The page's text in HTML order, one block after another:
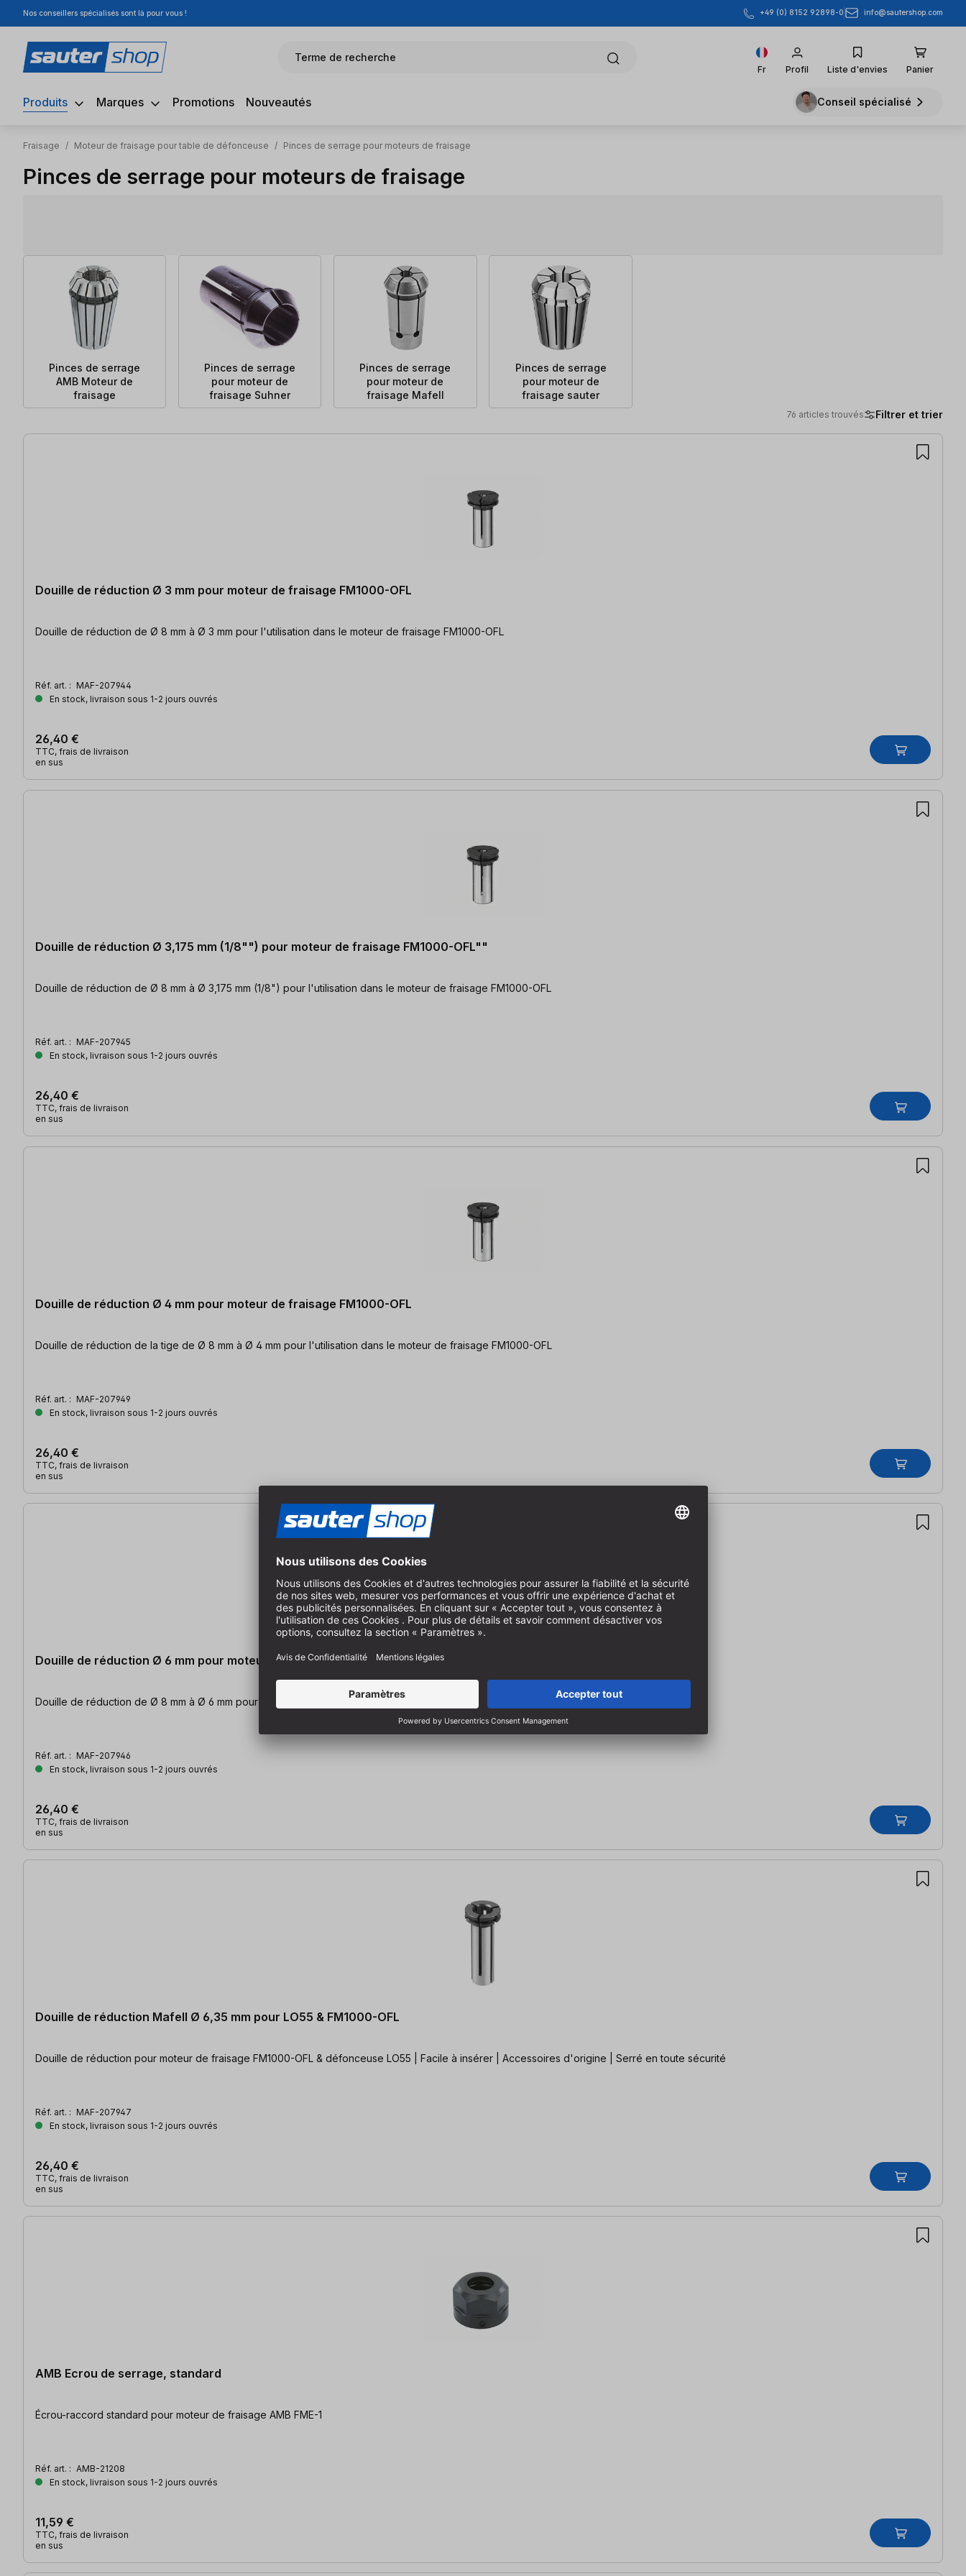
au contenu principal
Passer à la recherche
Passer à la navigation principale
Nos conseillers spécialisés sont là pour vous ! +49 (0) 8152 92898-0 info@sautershop.com
Terme de recherche
Fr Profil Liste d'envies Panier
Produits Marques Promotions Nouveautés Conseil spécialisé
Fraisage / Moteur de fraisage pour table de défonceuse / Pinces de serrage pour moteurs de fraisage
Pinces de serrage pour moteurs de fraisage
Pinces de serrage
AMB Moteur de
fraisage
Pinces de serrage
pour moteur de
fraisage Suhner
Pinces de serrage
pour moteur de
fraisage Mafell
Pinces de serrage
pour moteur de
fraisage sauter
76 articles trouvés Filtrer et trier
76 articles trouvés
Douille de réduction Ø 3 mm pour moteur de fraisage FM1000-OFL
Douille de réduction de Ø 8 mm à Ø 3 mm pour l'utilisation dans le moteur de fraisage FM1000-OFL
Réf. art. : MAF-207944
En stock, livraison sous 1-2 jours ouvrés
26,40 €
TTC, frais de livraison
en sus
Douille de réduction Ø 3,175 mm (1/8"") pour moteur de fraisage FM1000-OFL""
Douille de réduction de Ø 8 mm à Ø 3,175 mm (1/8") pour l'utilisation dans le moteur de fraisage FM1000-OFL
Réf. art. : MAF-207945
En stock, livraison sous 1-2 jours ouvrés
26,40 €
TTC, frais de livraison
en sus
Douille de réduction Ø 4 mm pour moteur de fraisage FM1000-OFL
Douille de réduction de la tige de Ø 8 mm à Ø 4 mm pour l'utilisation dans le moteur de fraisage FM1000-OFL
Réf. art. : MAF-207949
En stock, livraison sous 1-2 jours ouvrés
26,40 €
TTC, frais de livraison
en sus
Douille de réduction Ø 6 mm pour moteur de fraisage FM1000-OFL
Douille de réduction de Ø 8 mm à Ø 6 mm pour l'utilisation dans le moteur de fraisage FM1000-OFL
Réf. art. : MAF-207946
En stock, livraison sous 1-2 jours ouvrés
26,40 €
TTC, frais de livraison
en sus
Douille de réduction Mafell Ø 6,35 mm pour LO55 & FM1000-OFL
Douille de réduction pour moteur de fraisage FM1000-OFL & défonceuse LO55 | Facile à insérer | Accessoires d'origine | Serré en toute sécurité
Réf. art. : MAF-207947
En stock, livraison sous 1-2 jours ouvrés
26,40 €
TTC, frais de livraison
en sus
AMB Ecrou de serrage, standard
Écrou-raccord standard pour moteur de fraisage AMB FME-1
Réf. art. : AMB-21208
En stock, livraison sous 1-2 jours ouvrés
11,59 €
TTC, frais de livraison
en sus